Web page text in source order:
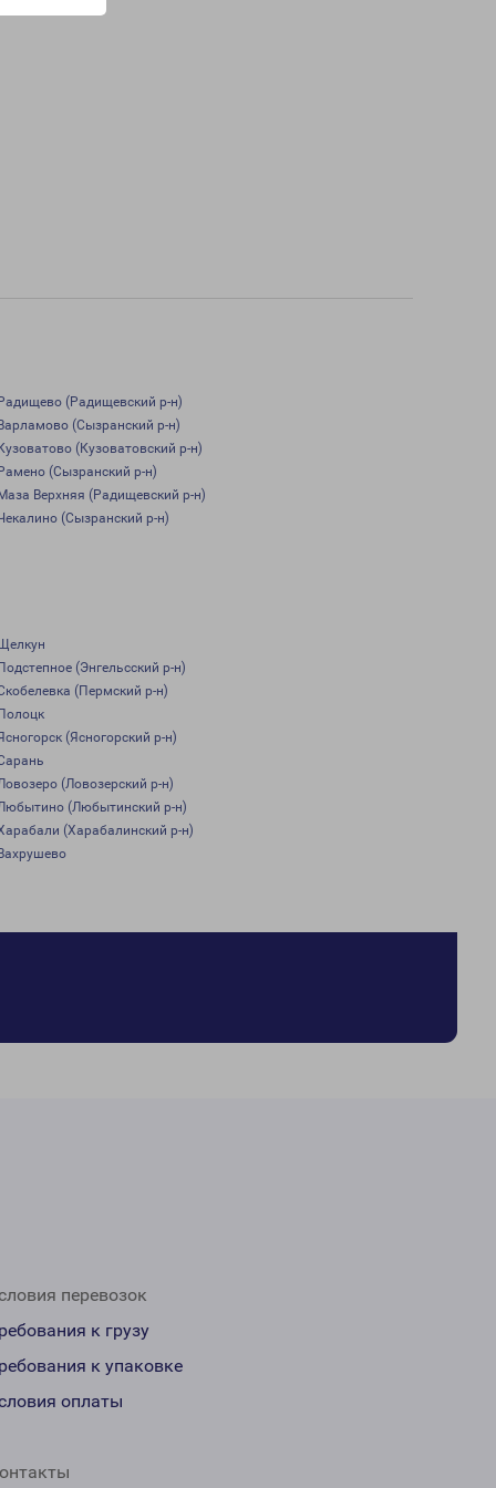
(Радищевский р-н)
(Сызранский р-н)
(Кузоватовский р-н)
(Сызранский р-н)
Верхняя (Радищевский р-н)
(Сызранский р-н)
(Энгельсский р-н)
(Пермский р-н)
(Ясногорский р-н)
(Ловозерский р-н)
(Любытинский р-н)
(Харабалинский р-н)
перевозок
к грузу
к упаковке
оплаты